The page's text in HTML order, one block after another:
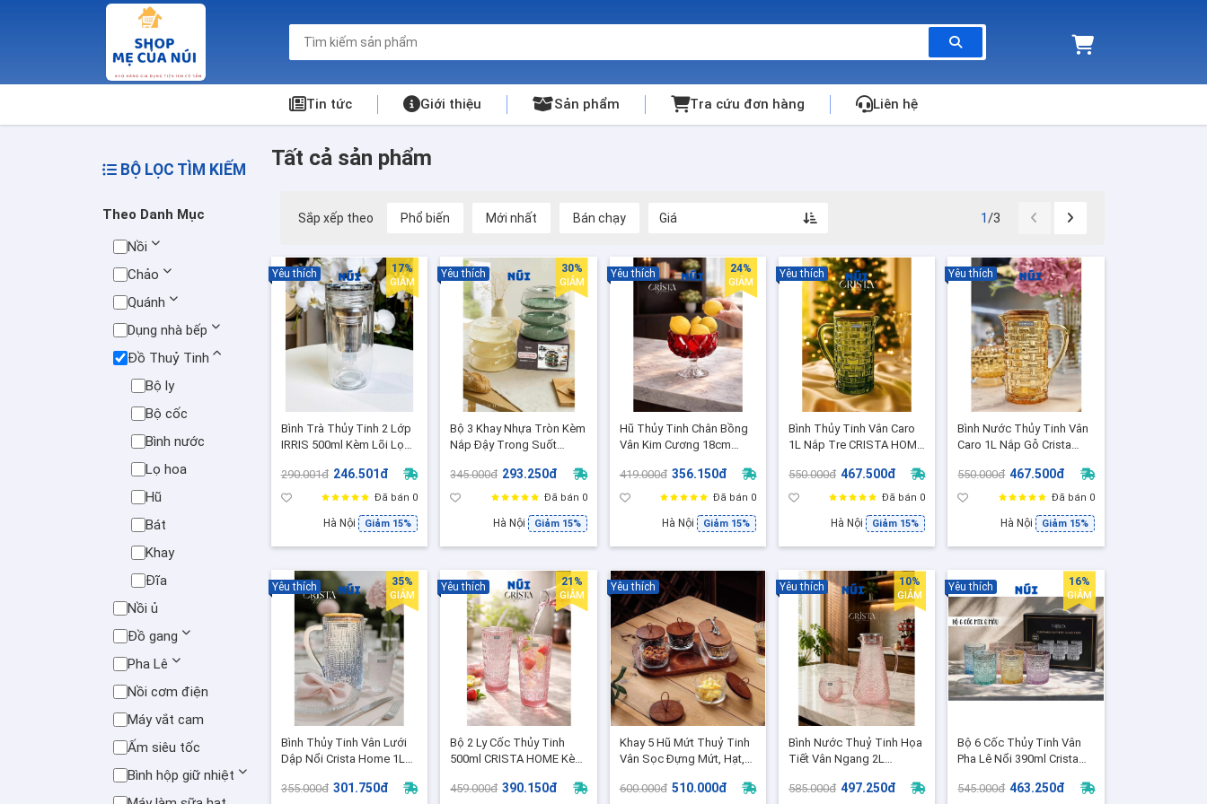
Tin tức Giới thiệu Sản phẩm Tra cứu đơn hàng Liên hệ
BỘ LỌC TÌM KIẾM
Theo Danh Mục
Nồi
Chảo
Quánh
Dụng nhà bếp
Đồ Thuỷ Tinh
Bộ ly
Bộ cốc
Bình nước
Lọ hoa
Hũ
Bát
Khay
Đĩa
Nồi ủ
Đồ gang
Pha Lê
Nồi cơm điện
Máy vắt cam
Ấm siêu tốc
Bình hộp giữ nhiệt
Tất cả sản phẩm
Sắp xếp theo Phổ biến Mới nhất Bán chạy Giá 1 /3
Bình Trà Thủy Tinh 2 Lớp
IRRIS 500ml Kèm Lõi Lọc
Detox, Cold Brew
290.001đ 246.501đ
Đã bán 0
Hà Nội Giảm 15%
Yêu thích 17%
GIẢM
Bộ 3 Khay Nhựa Tròn Kèm
Nắp Đậy Trong Suốt
Thức Ăn Xếp Tầng Chống
Bụi, Côn Trùng 80026
345.000đ 293.250đ
Đã bán 0
Hà Nội Giảm 15%
Yêu thích 30%
GIẢM
Hũ Thủy Tinh Chân Bồng
Vân Kim Cương 18cm
Cấp, Đựng Trái Cây &
Trang Trí Sang Trọng
419.000đ 356.150đ
Đã bán 0
Hà Nội Giảm 15%
Yêu thích 24%
GIẢM
Bình Thủy Tinh Vân Caro
1L Nắp Tre CRISTA HOME
Trái Cây, 3 Màu Sang
Trọng
550.000đ 467.500đ
Đã bán 0
Hà Nội Giảm 15%
Yêu thích
Bình Nước Thủy Tinh Vân
Caro 1L Nắp Gỗ Crista
EU, Trang Trí Bàn Ăn, Bàn
Khách Sang Trọng -
550.000đ 467.500đ
Đã bán 0
Hà Nội Giảm 15%
Yêu thích
Bình Thủy Tinh Vân Lưới
Dập Nổi Crista Home 1L
Nước, Bình Decor Sang
355.000đ 301.750đ
Yêu thích 35%
GIẢM
Bộ 2 Ly Cốc Thủy Tinh
500ml CRISTA HOME Kèm
Tặng Kèm 2 Nắp Nhựa
459.000đ 390.150đ
Yêu thích 21%
GIẢM
Khay 5 Hũ Mứt Thuỷ Tinh
Vân Sọc Đựng Mứt, Hạt,
600.000đ 510.000đ
Yêu thích
Bình Nước Thuỷ Tinh Họa
Tiết Vân Ngang 2L
304, Đựng Decor Sang
585.000đ 497.250đ
Yêu thích 10%
GIẢM
Bộ 6 Cốc Thủy Tinh Vân
Pha Lê Nổi 390ml Crista
Cao Cấp, Đẹp Sang Trọng
545.000đ 463.250đ
Yêu thích 16%
GIẢM